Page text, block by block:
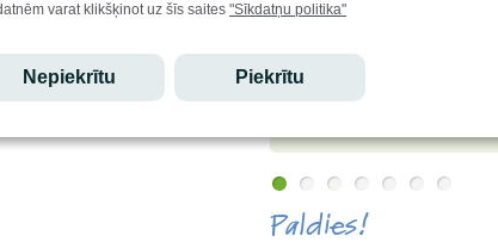
varat klikšķinot uz šīs saites "Sīkdatņu politika"
Nepiekrītu Piekrītu
atzinību Baltijas informātikas
olimpiādē (BOI 2025) un atzinību
starptautiskajā informātikas
olimpiādē (IOI 2025)
Paldies!